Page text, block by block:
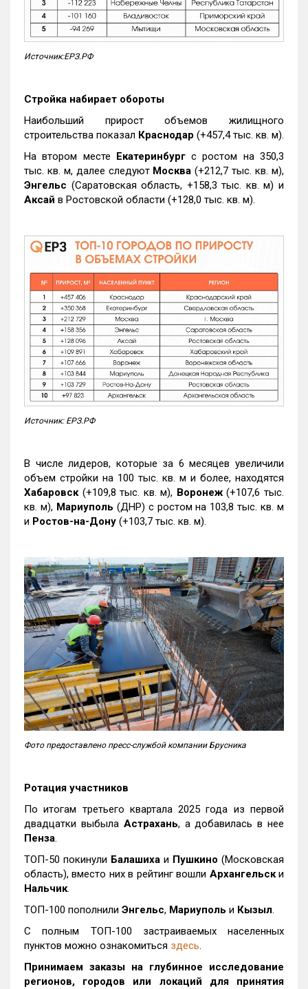
Источник:ЕРЗ.РФ
Стройка набирает обороты
Наибольший прирост объемов жилищного
строительства показал Краснодар (+457,4 тыс. кв. м).
На втором месте Екатеринбургс ростом на 350,3
тыс. кв. м, далее следуют Москва (+212,7 тыс. кв. м),
Энгельс (Саратовская область, +158,3 тыс. кв. м) и
Аксай в Ростовской области (+128,0 тыс. кв. м).
Источник: ЕРЗ.РФ
В числе лидеров, которые за 6 месяцев увеличили
объем стройки на 100 тыс. кв. м и более, находятся
Хабаровск (+109,8 тыс. кв. м), Воронеж(+107,6 тыс.
кв. м), Мариуполь (ДНР) с ростом на 103,8 тыс. кв. м
и Ростов-на-Дону (+103,7 тыс. кв. м).
Фото предоставлено пресс-службой компании Брусника
Ротация участников
По итогам третьего квартала 2025 года из первой
двадцатки выбыла Астрахань, а добавилась в нее
Пенза.
ТОП-50 покинули Балашиха и Пушкино (Московская
область), вместо них в рейтинг вошли Архангельски
Нальчик.
ТОП-100 пополнили Энгельс, Мариуполь и Кызыл.
С полным ТОП-100 застраиваемых населенных
пунктов можно ознакомиться здесь.
Принимаем заказы на глубинное исследование
регионов, городов или локаций для принятия